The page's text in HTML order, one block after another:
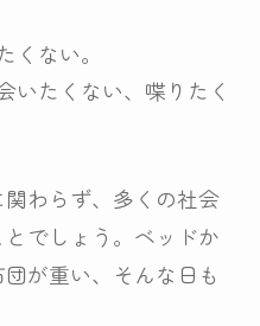
ない。
いたくない、喋りたく
わらず、多くの社会
でしょう。ベッドか
が重い、そんな日も